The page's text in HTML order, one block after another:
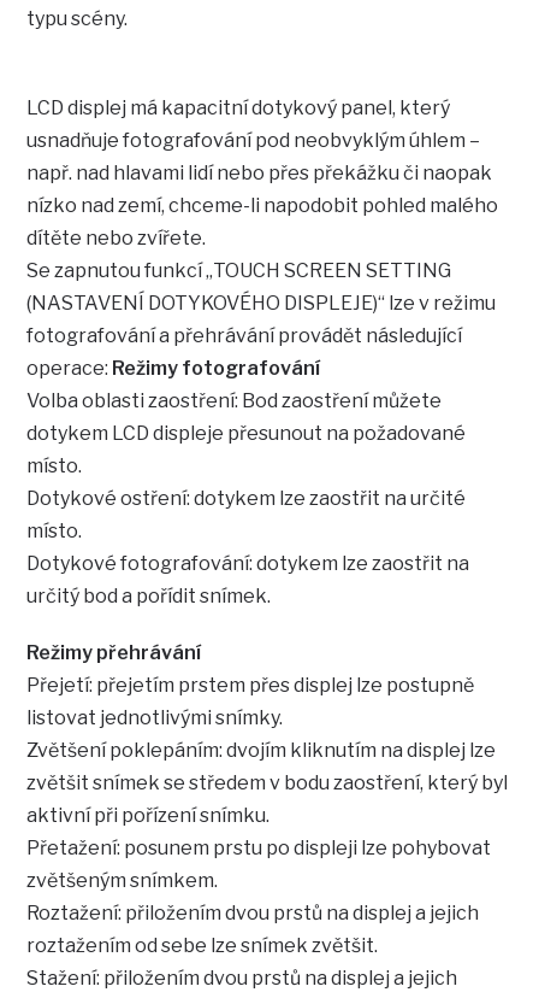
typu scény.
LCD displej má kapacitní dotykový panel, který
usnadňuje fotografování pod neobvyklým úhlem –
např. nad hlavami lidí nebo přes překážku či naopak
nízko nad zemí, chceme-li napodobit pohled malého
dítěte nebo zvířete.
Se zapnutou funkcí „TOUCH SCREEN SETTING
(NASTAVENÍ DOTYKOVÉHO DISPLEJE)“ lze v režimu
fotografování a přehrávání provádět následující
operace: Režimy fotografování
Volba oblasti zaostření: Bod zaostření můžete
dotykem LCD displeje přesunout na požadované
místo.
Dotykové ostření: dotykem lze zaostřit na určité
místo.
Dotykové fotografování: dotykem lze zaostřit na
určitý bod a pořídit snímek.
Režimy přehrávání
Přejetí: přejetím prstem přes displej lze postupně
listovat jednotlivými snímky.
Zvětšení poklepáním: dvojím kliknutím na displej lze
zvětšit snímek se středem v bodu zaostření, který byl
aktivní při pořízení snímku.
Přetažení: posunem prstu po displeji lze pohybovat
zvětšeným snímkem.
Roztažení: přiložením dvou prstů na displej a jejich
roztažením od sebe lze snímek zvětšit.
Stažení: přiložením dvou prstů na displej a jejich